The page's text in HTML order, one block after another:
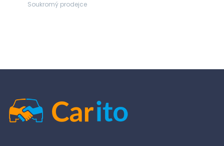
Soukromý prodejce